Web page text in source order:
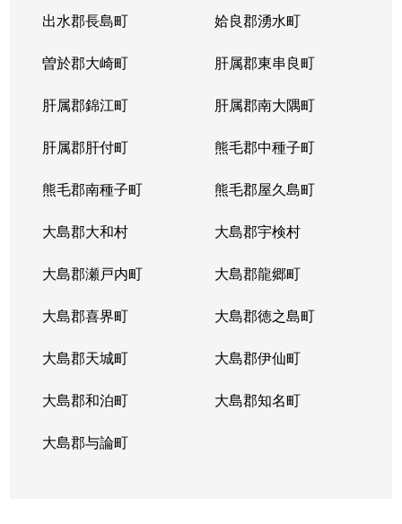
出水郡長島町 姶良郡湧水町
曽於郡大崎町 肝属郡東串良町
肝属郡錦江町 肝属郡南大隅町
肝属郡肝付町 熊毛郡中種子町
熊毛郡南種子町 熊毛郡屋久島町
大島郡大和村 大島郡宇検村
大島郡瀬戸内町 大島郡龍郷町
大島郡喜界町 大島郡徳之島町
大島郡天城町 大島郡伊仙町
大島郡和泊町 大島郡知名町
大島郡与論町